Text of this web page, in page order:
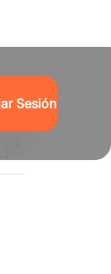
Cultura
Sesión